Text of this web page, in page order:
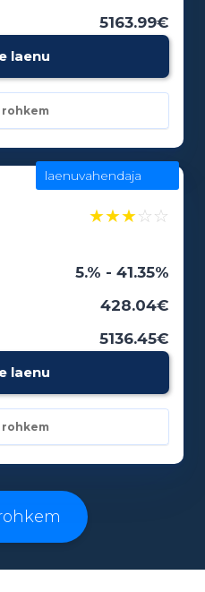
5163.99€
laenu
rohkem
★★★☆☆
5.% - 41.35%
428.04€
5136.45€
laenu
laenuvahendaja
rohkem